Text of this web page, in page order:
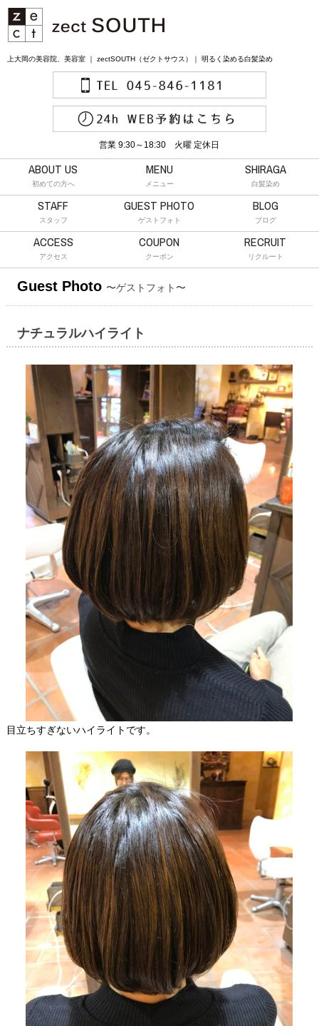
上大岡の美容院、美容室 ｜ zectSOUTH（ゼクトサウス）｜ 明るく染める白髪染め
営業 9:30～18:30 火曜 定休日
ABOUT US
初めての方へ
MENU
メニュー
SHIRAGA
白髪染め
STAFF
スタッフ
GUEST PHOTO
ゲストフォト
BLOG
ブログ
ACCESS
アクセス
COUPON
クーポン
RECRUIT
リクルート
Guest Photo 〜ゲストフォト〜
ナチュラルハイライト
目立ちすぎないハイライトです。